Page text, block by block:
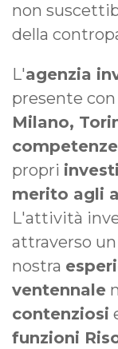
non
della
L'agenzia
presente
Milano,
propri
merito agli
L'attività
attraverso
nostra
ventennale
contenziosi
funzioni